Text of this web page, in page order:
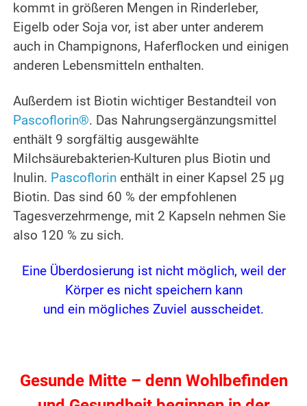
kommt in größeren Mengen in Rinderleber,
Eigelb oder Soja vor, ist aber unter anderem
auch in Champignons, Haferflocken und einigen
anderen Lebensmitteln enthalten.
Außerdem ist Biotin wichtiger Bestandteil von
Pascoflorin®. Das Nahrungsergänzungsmittel
enthält 9 sorgfältig ausgewählte
Milchsäurebakterien-Kulturen plus Biotin und
Inulin. Pascoflorin enthält in einer Kapsel 25 µg
Biotin. Das sind 60 % der empfohlenen
Tagesverzehrmenge, mit 2 Kapseln nehmen Sie
also 120 % zu sich.
Eine Überdosierung ist nicht möglich, weil der
Körper es nicht speichern kann
und ein mögliches Zuviel ausscheidet.
Gesunde Mitte – denn Wohlbefinden